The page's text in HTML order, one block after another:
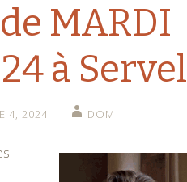
MARDI
à Servel
4, 2024 DOM